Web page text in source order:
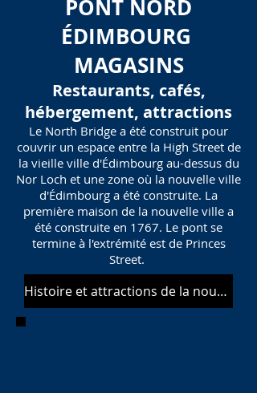
PONT NORD
ÉDIMBOURG
MAGASINS
Restaurants, cafés,
hébergement, attractions
Le North Bridge a été construit pour
couvrir un espace entre la High Street de
la vieille ville d'Édimbourg au-dessus du
Nor Loch et une zone où la nouvelle ville
d'Édimbourg a été construite. La
première maison de la nouvelle ville a
été construite en 1767. Le pont se
termine à l'extrémité est de Princes
Street.
Histoire et attractions de la nouvelle ville